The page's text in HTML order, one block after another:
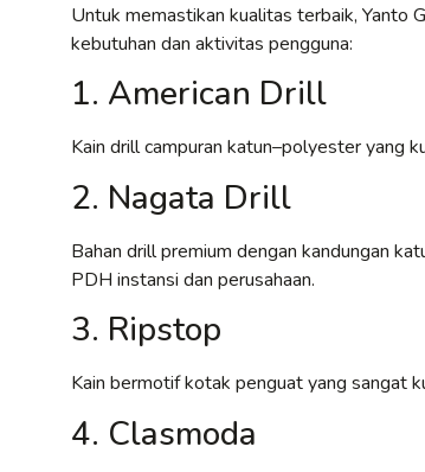
Untuk memastikan kualitas terbaik, Yanto
kebutuhan dan aktivitas pengguna:
1. American Drill
Kain drill campuran katun–polyester yang
2. Nagata Drill
Bahan drill premium dengan kandungan
PDH instansi dan perusahaan.
3. Ripstop
Kain bermotif kotak penguat yang sangat
4. Clasmoda